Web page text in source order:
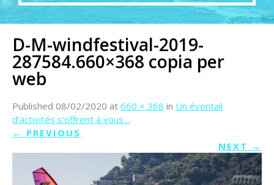
D-M-windfestival-2019-
287584.660×368 copia per
web
Published 08/02/2020 at 660 × 368 in Un éventail
d’activités s’offrent à vous…
← PREVIOUS
NEXT →